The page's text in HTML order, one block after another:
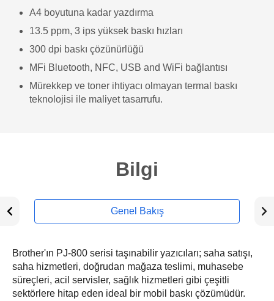
A4 boyutuna kadar yazdırma
13.5 ppm, 3 ips yüksek baskı hızları
300 dpi baskı çözünürlüğü
MFi Bluetooth, NFC, USB and WiFi bağlantısı
Mürekkep ve toner ihtiyacı olmayan termal baskı
teknolojisi ile maliyet tasarrufu.
Bilgi
Genel Bakış
Brother'ın PJ-800 serisi taşınabilir yazıcıları; saha satışı,
saha hizmetleri, doğrudan mağaza teslimi, muhasebe
süreçleri, acil servisler, sağlık hizmetleri gibi çeşitli
sektörlere hitap eden ideal bir mobil baskı çözümüdür.